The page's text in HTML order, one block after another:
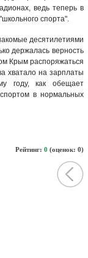
ведь теперь в
спорта".
десятилетиями
держалась верность
Крым распоряжаться
хватало на зарплаты
году, как обещает
в нормальных
Рейтинг: 0 (оценок: 0)